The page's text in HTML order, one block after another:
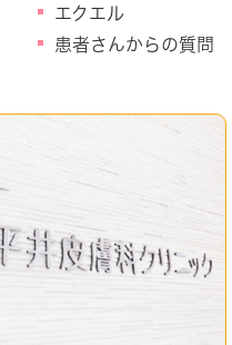
エクエル
患者さんからの質問